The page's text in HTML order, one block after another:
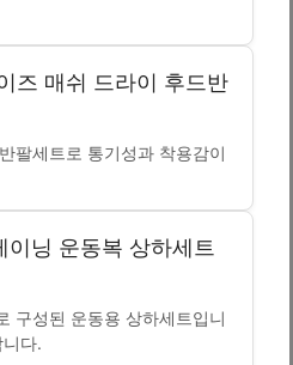
즈 매쉬 드라이 후드반
팔세트로 통기성과 착용감이
이닝 운동복 상하세트
구성된 운동용 상하세트입니
다.